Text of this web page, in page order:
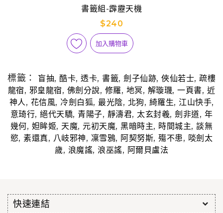
書籤組-霹靂天機
$240
加入購物車
標籤： 盲抽, 酷卡, 透卡, 書籤, 劍子仙跡, 俠仙若士, 疏樓
龍宿, 邪皇龍宿, 佛劍分說, 修羅, 地冥, 解璇璣,一頁書, 近
神人, 花信風, 冷劍白狐, 最光陰, 北狗, 綺羅生, 江山快手,
意琦行,絕代天驕, 青陽子, 靜濤君, 太玄封羲,劍非道, 年
幾何, 妲眸姬, 天魔, 元初天魔,黑暗時主, 時間城主,談無
慾,素還真, 八岐邪神, 凜雪鴉, 阿契努斯,殤不患, 啖劍太
歲, 浪魔謠, 浪巫謠, 阿爾貝盧法
快速連結